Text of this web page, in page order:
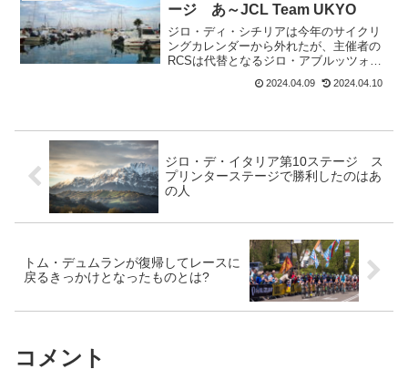
ージ あ～JCL Team UKYO
ジロ・ディ・シチリアは今年のサイクリ
ングカレンダーから外れたが、主催者の
RCSは代替となるジロ・アブルッツォを
復活させている。Giro d'Abruzzo(2.1)前回
開催されたのは2007年。今回は第4回目
2024.04.09 2024.04.10
ジロ・デ・イタリア第10ステージ ス
プリンターステージで勝利したのはあ
の人
トム・デュムランが復帰してレースに
戻るきっかけとなったものとは?
コメント